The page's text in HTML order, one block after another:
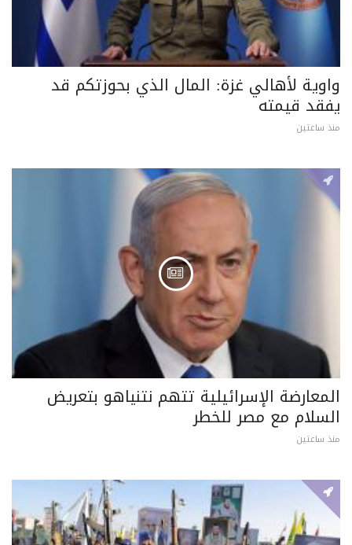
واوية لأهالي غزة: المال الذي بحوزتكم قد
يفقد قيمته
منذ ساعتين
المعارضة الإسرائيلية تتهم نتنياهو بتعريض
السلام مع مصر للخطر
منذ ساعتين